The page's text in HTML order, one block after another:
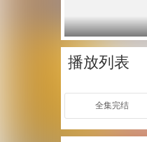
播放列表
全集完结